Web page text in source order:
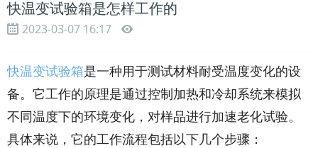
快温变试验箱是怎样工作的
2023-03-07 16:17
快温变试验箱是一种用于测试材料耐受温度变化的设
备。它工作的原理是通过控制加热和冷却系统来模拟
不同温度下的环境变化，对样品进行加速老化试验。
具体来说，它的工作流程包括以下几个步骤：